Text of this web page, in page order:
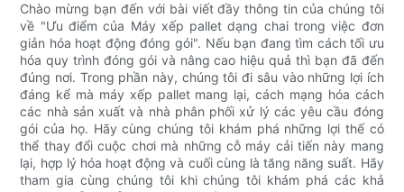
Chào mừng bạn đến với bài viết đầy thông tin của chúng tôi
về "Ưu điểm của Máy xếp pallet dạng chai trong việc đơn
giản hóa hoạt động đóng gói". Nếu bạn đang tìm cách tối ưu
hóa quy trình đóng gói và nâng cao hiệu quả thì bạn đã đến
đúng nơi. Trong phần này, chúng tôi đi sâu vào những lợi ích
đáng kể mà máy xếp pallet mang lại, cách mạng hóa cách
các nhà sản xuất và nhà phân phối xử lý các yêu cầu đóng
gói của họ. Hãy cùng chúng tôi khám phá những lợi thế có
thể thay đổi cuộc chơi mà những cỗ máy cải tiến này mang
lại, hợp lý hóa hoạt động và cuối cùng là tăng năng suất. Hãy
tham gia cùng chúng tôi khi chúng tôi khám phá các khả